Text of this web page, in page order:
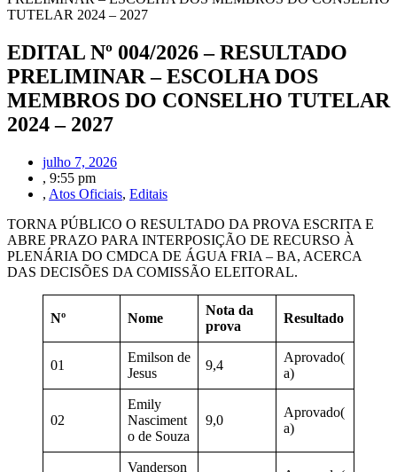
TUTELAR 2024 – 2027
EDITAL Nº 004/2026 – RESULTADO
PRELIMINAR – ESCOLHA DOS
MEMBROS DO CONSELHO TUTELAR
2024 – 2027
julho 7, 2026
, 9:55 pm
, Atos Oficiais, Editais
TORNA PÚBLICO O RESULTADO DA PROVA ESCRITA E
ABRE PRAZO PARA INTERPOSIÇÃO DE RECURSO À
PLENÁRIA DO CMDCA DE ÁGUA FRIA – BA, ACERCA
DAS DECISÕES DA COMISSÃO ELEITORAL.
Nº Nome
Nota da
prova
Resultado
01
Emilson de
Jesus
9,4
Aprovado(
a)
02
Emily
Nasciment
o de Souza
9,0
Aprovado(
a)
Vanderson